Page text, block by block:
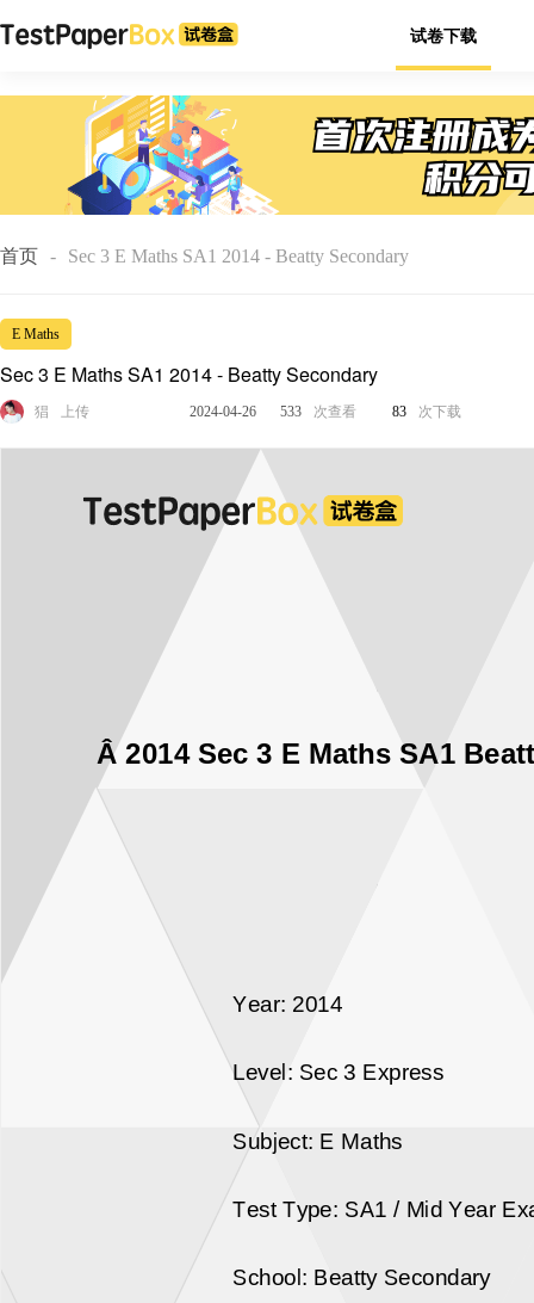
试卷下载
首页 - Sec 3 E Maths SA1 2014 - Beatty Secondary
E Maths
Sec 3 E Maths SA1 2014 - Beatty Secondary
猖 上传 2024-04-26 533 次查看 83 次下载